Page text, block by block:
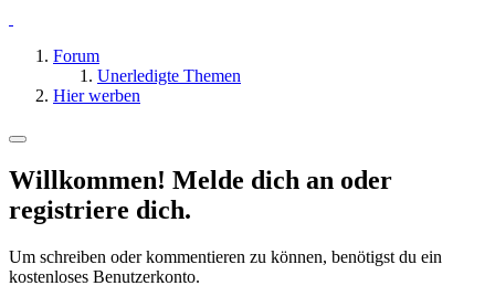
Forum
Unerledigte Themen
Hier werben
Willkommen! Melde dich an oder
registriere dich.
Um schreiben oder kommentieren zu können, benötigst du ein
kostenloses Benutzerkonto.